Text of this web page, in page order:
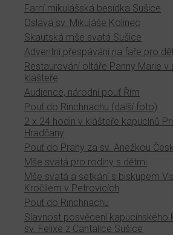
Farní mikulášská besídka Sušice
Oslava sv. Mikuláše Kolinec
Skautská mše svatá Sušice
Adventní přespávání na faře pro
Restaurování oltáře Panny Marie v
klášteře
Audience, národní pouť Řím
Pouť do Rinchnachu (další foto)
2 x 24 hodin v klášteře kapucínů
Hradčany
Pouť do Prahy za sv. Anežkou
Mše svatá pro rodiny s dětmi
Mše svatá a setkání s biskupem
Kročilem v Petrovicích
Pouť do Rinchnachu
Slavnost posvěcení kapucínského
sv. Felixe z Cantalice Sušice